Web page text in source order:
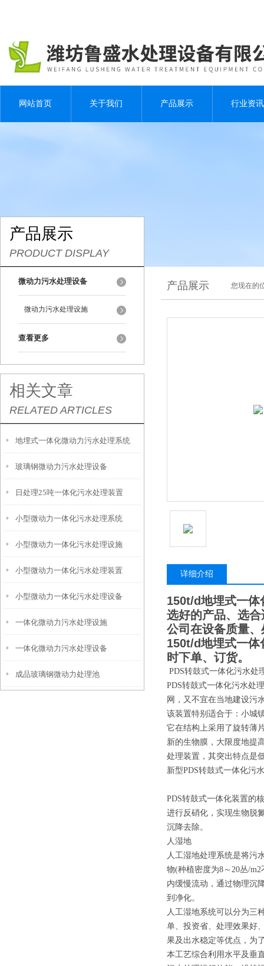
网站首页 关于我们 产品展示 行业资讯
产品展示
PRODUCT DISPLAY
微动力污水处理设备
微动力污水处理设施
查看更多
相关文章
RELATED ARTICLES
地埋式一体化微动力污水处理系统
玻璃钢微动力污水处理设备
日处理25吨一体化污水处理装置
小型微动力一体化污水处理系统
小型微动力一体化污水处理设施
小型微动力一体化污水处理装置
小型微动力一体化污水处理设备
一体化微动力污水处理设施
一体化微动力污水处理设备
成品玻璃钢微动力处理池
产品展示 您现在的
详细介绍
150t/d地埋式一体
选好的产品、选
公司在设备质量
150t/d地埋式一体
时下单、订货。
PDS转鼓式一体化污水处
PDS转鼓式一体化污水处
网，又不宜在当地建设污
该装置特别适合于：小城
它在结构上采用了旋转薄
新的生物膜，大限度地提
处理装置，其突出特点是
新型PDS转鼓式一体化污
PDS转鼓式一体化装置的
进行反硝化，实现生物脱
沉降去除。
人湿地
人工湿地处理系统是将污
物(种植密度为8～20丛/
内缓慢流动，通过物理沉
到净化。
人工湿地系统可以分为三
单、投资省、处理效果好
果及出水稳定等优点，为
本工艺综合利用水平及垂